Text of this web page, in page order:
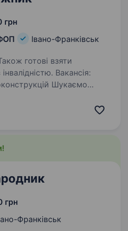
грн
Івано-Франківськ
готові взяти
Вакансія:
Шукаємо
грн
Франківськ